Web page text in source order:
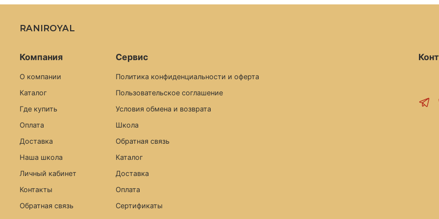
RANIROYAL
Компания
О компании
Каталог
Где купить
Оплата
Доставка
Наша школа
Личный кабинет
Контакты
Обратная связь
Сервис
Политика конфиденциальности и оферта
Пользовательское соглашение
Условия обмена и возврата
Школа
Обратная связь
Каталог
Доставка
Оплата
Сертификаты